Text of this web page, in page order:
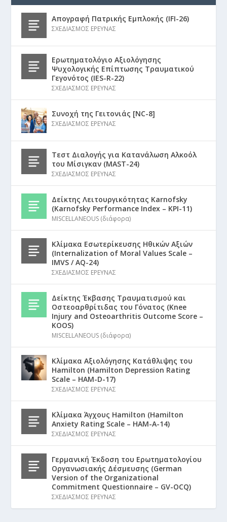
Απογραφή Πατρικής Εμπλοκής (IFI-26)
ΣΧΕΔΙΑΣΜΟΣ ΕΡΕΥΝΑΣ
Ερωτηματολόγιο Αξιολόγησης
Ψυχολογικής Επίπτωσης Τραυματικού
Γεγονότος (IES-R-22)
ΣΧΕΔΙΑΣΜΟΣ ΕΡΕΥΝΑΣ
Συνοχή της Γειτονιάς [NC-8]
ΣΧΕΔΙΑΣΜΟΣ ΕΡΕΥΝΑΣ
Τεστ Διαλογής για Κατανάλωση Αλκοόλ
του Μίσιγκαν (MAST-24)
ΣΧΕΔΙΑΣΜΟΣ ΕΡΕΥΝΑΣ
Δείκτης Λειτουργικότητας Karnofsky
(Karnofsky Performance Index – KPI-11)
MISCELLANEOUS (διάφορα)
Κλίμακα Εσωτερίκευσης Ηθικών Αξιών
(Internalization of Moral Values Scale –
IMVS / AQ-24)
ΣΧΕΔΙΑΣΜΟΣ ΕΡΕΥΝΑΣ
Δείκτης Έκβασης Τραυματισμού και
Οστεοαρθρίτιδας του Γόνατος (Knee
Injury and Osteoarthritis Outcome Score –
KOOS)
MISCELLANEOUS (διάφορα)
Κλίμακα Αξιολόγησης Κατάθλιψης του
Hamilton (Hamilton Depression Rating
Scale – HAM-D-17)
ΣΧΕΔΙΑΣΜΟΣ ΕΡΕΥΝΑΣ
Κλίμακα Άγχους Hamilton (Hamilton
Anxiety Rating Scale – HAM-A-14)
ΣΧΕΔΙΑΣΜΟΣ ΕΡΕΥΝΑΣ
Γερμανική Έκδοση του Ερωτηματολογίου
Οργανωσιακής Δέσμευσης (German
Version of the Organizational
Commitment Questionnaire – GV-OCQ)
ΣΧΕΔΙΑΣΜΟΣ ΕΡΕΥΝΑΣ